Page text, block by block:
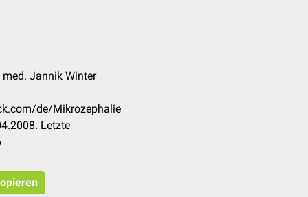
med. Jannik Winter
de/Mikrozephalie
Letzte